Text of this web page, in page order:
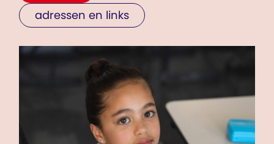
adressen en links